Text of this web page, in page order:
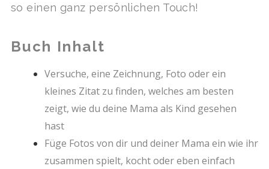
so einen ganz persönlichen Touch!
Buch Inhalt
Versuche, eine Zeichnung, Foto oder ein
kleines Zitat zu finden, welches am besten
zeigt, wie du deine Mama als Kind gesehen
hast
Füge Fotos von dir und deiner Mama ein wie ihr
zusammen spielt, kocht oder eben einfach